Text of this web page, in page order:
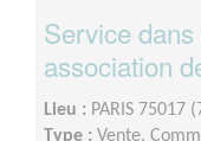
Service
association
Lieu : PARIS 75017
Type : Vente,